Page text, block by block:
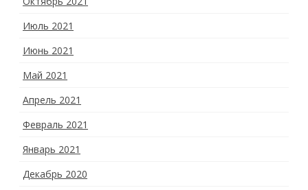
Июль 2021
Июнь 2021
Май 2021
Апрель 2021
Февраль 2021
Январь 2021
Декабрь 2020